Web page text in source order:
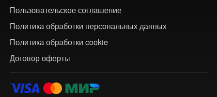
Пользовательское соглашение
Политика обработки персональных данных
Политика обработки cookie
Договор оферты